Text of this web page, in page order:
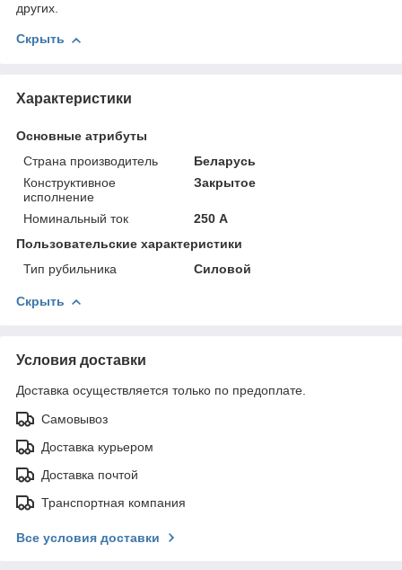
других.
Скрыть
Характеристики
Основные атрибуты
Страна производитель
Беларусь
Конструктивное
исполнение
Закрытое
Номинальный ток
250 А
Пользовательские характеристики
Тип рубильника
Силовой
Скрыть
Условия доставки
Доставка осуществляется только по предоплате.
Самовывоз
Доставка курьером
Доставка почтой
Транспортная компания
Все условия доставки